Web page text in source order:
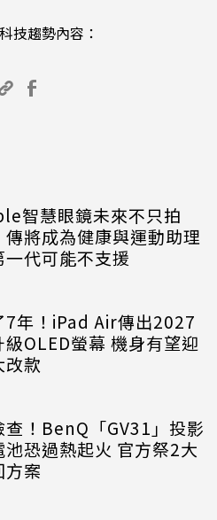
技趨勢內容：
智慧眼鏡未來不只拍
傳將成為健康與運動助理
一代可能不支援
7年！iPad Air傳出2027
級OLED螢幕 機身有望迎
改款
查！BenQ「GV31」投影
池恐過熱起火 官方祭2大
方案